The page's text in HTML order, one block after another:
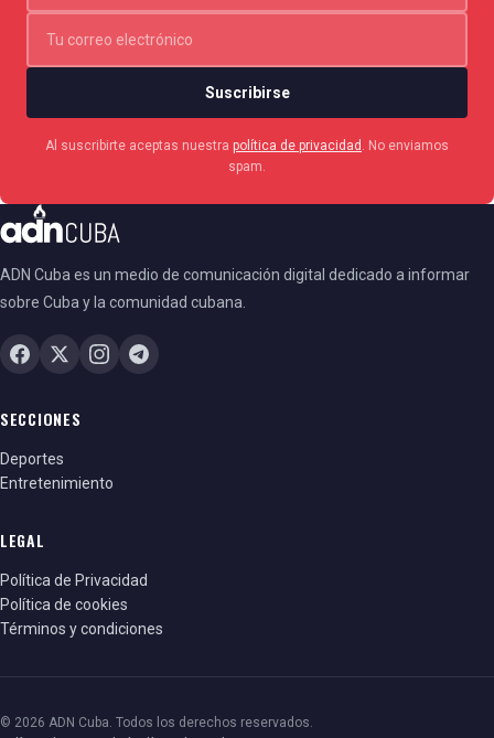
Suscribirse
Al suscribirte aceptas nuestra política de privacidad
. No enviamos
spam.
ADN Cuba es un medio de comunicación digital dedicado a informar
sobre Cuba y la comunidad cubana.
SECCIONES
Deportes
Entretenimiento
LEGAL
Política de Privacidad
Política de cookies
Términos y condiciones
© 2026 ADN Cuba. Todos los derechos reservados.